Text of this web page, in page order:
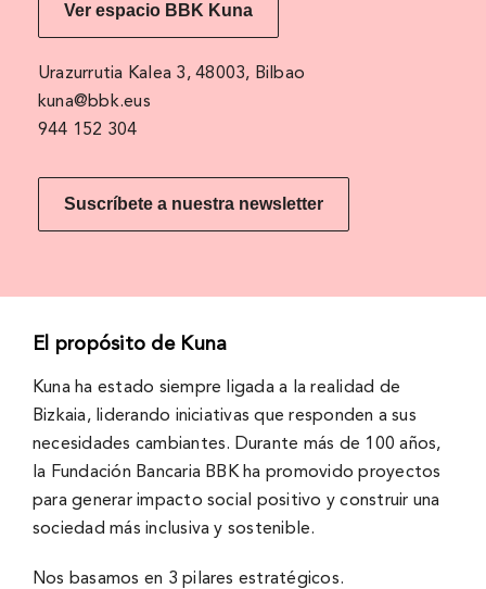
Ver espacio BBK Kuna
Urazurrutia Kalea 3, 48003, Bilbao
kuna@bbk.eus
944 152 304
Suscríbete a nuestra newsletter
El propósito de Kuna
Kuna ha estado siempre ligada a la realidad de
Bizkaia, liderando iniciativas que responden a sus
necesidades cambiantes. Durante más de 100 años,
la Fundación Bancaria BBK ha promovido proyectos
para generar impacto social positivo y construir una
sociedad más inclusiva y sostenible.
Nos basamos en 3 pilares estratégicos.